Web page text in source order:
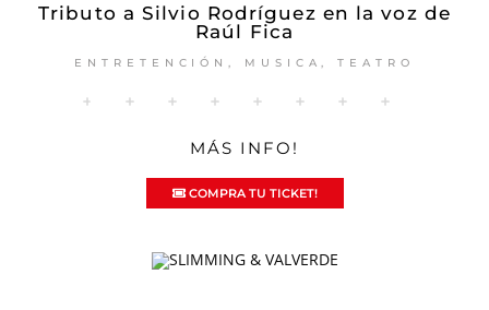
Tributo a Silvio Rodríguez en la voz de
Raúl Fica
ENTRETENCIÓN, MUSICA,TEATRO
MÁS INFO!
COMPRA TU TICKET!